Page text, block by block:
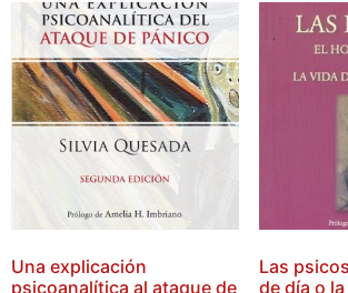
Una explicación
psicoanalítica al ataque de
Las
de día o